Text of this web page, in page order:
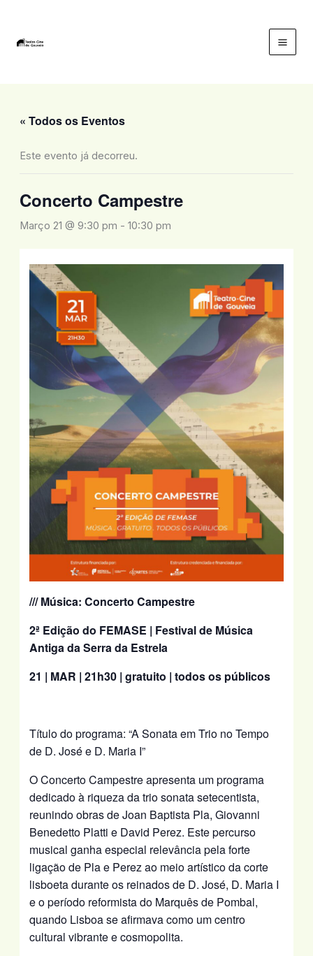
content
Main
« Todos os Eventos
Este evento já decorreu.
Concerto Campestre
Março 21 @ 9:30 pm - 10:30 pm
/// Música:Concerto Campestre
2ª Edição do FEMASE | Festival de Música
Antiga da Serra da Estrela
21 | MAR | 21h30 | gratuito | todos os públicos
Título do programa: “A Sonata em Trio no Tempo
de D. José e D. Maria I”
O Concerto Campestre apresenta um programa
dedicado à riqueza da trio sonata setecentista,
reunindo obras de Joan Baptista Pla, Giovanni
Benedetto Platti e David Perez. Este percurso
musical ganha especial relevância pela forte
ligação de Pla e Perez ao meio artístico da corte
lisboeta durante os reinados de D. José, D. Maria I
e o período reformista do Marquês de Pombal,
quando Lisboa se afirmava como um centro
cultural vibrante e cosmopolita.